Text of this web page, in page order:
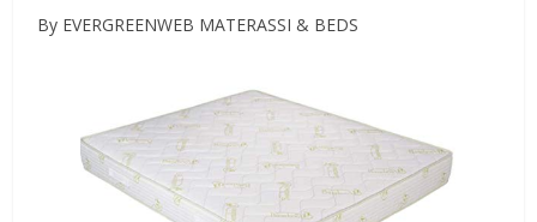
By EVERGREENWEB MATERASSI & BEDS